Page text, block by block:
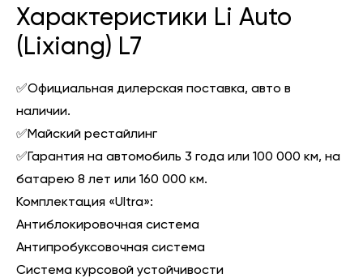
Характеристики Li Auto
(Lixiang) L7
✅Официальная дилерская поставка, авто в
наличии.
✅Майский рестайлинг
✅Гарантия на автомобиль 3 года или 100 000 км, на
батарею 8 лет или 160 000 км.
Комплектация «Ultra»:
Антиблокировочная система
Антипробуксовочная система
Система курсовой устойчивости